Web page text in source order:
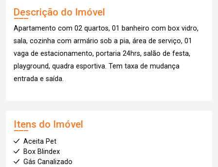
Descrição do Imóvel
Apartamento com 02 quartos, 01 banheiro com box vidro,
sala, cozinha com armário sob a pia, área de serviço, 01
vaga de estacionamento, portaria 24hrs, salão de festa,
playground, quadra esportiva. Tem taxa de mudança
entrada e saída.
Itens do Imóvel
Aceita Pet
Box Blindex
Gás Canalizado